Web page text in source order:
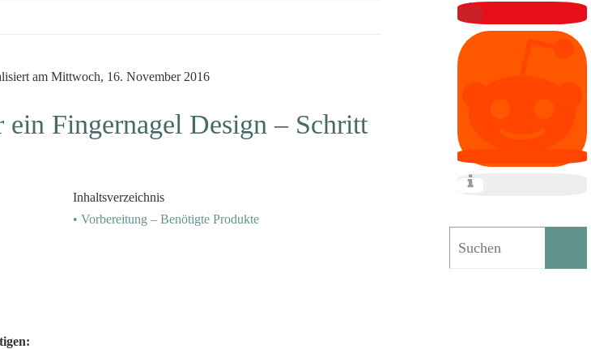
am Mittwoch, 16. November 2016
ein Fingernagel Design – Schritt
Inhaltsverzeichnis
• Vorbereitung – Benötigte Produkte